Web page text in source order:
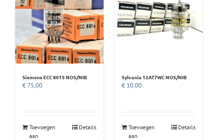
Siemens ECC 801S NOS/NIB
€75,00
Toevoegen
aan
Details
Sylvania 12AT7WC NOS/NIB
€ 10,00
Toevoegen
aan
Details